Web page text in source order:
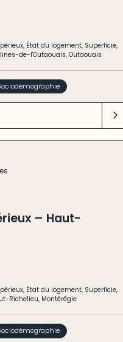
, État du logement, Superficie,
de-l'Outaouais, Outaouais
– Haut-
, État du logement, Superficie,
Richelieu, Montérégie